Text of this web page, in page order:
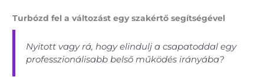
Turbózd fel a változást egy szakértő segítségével
Nyitott vagy rá, hogy elindulj a csapatoddal egy
professzionálisabb belső működés irányába?